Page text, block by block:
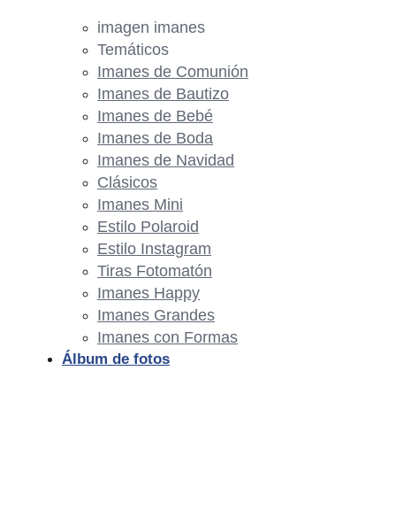
imagen imanes
Temáticos
Imanes de Comunión
Imanes de Bautizo
Imanes de Bebé
Imanes de Boda
Imanes de Navidad
Clásicos
Imanes Mini
Estilo Polaroid
Estilo Instagram
Tiras Fotomatón
Imanes Happy
Imanes Grandes
Imanes con Formas
Álbum de fotos